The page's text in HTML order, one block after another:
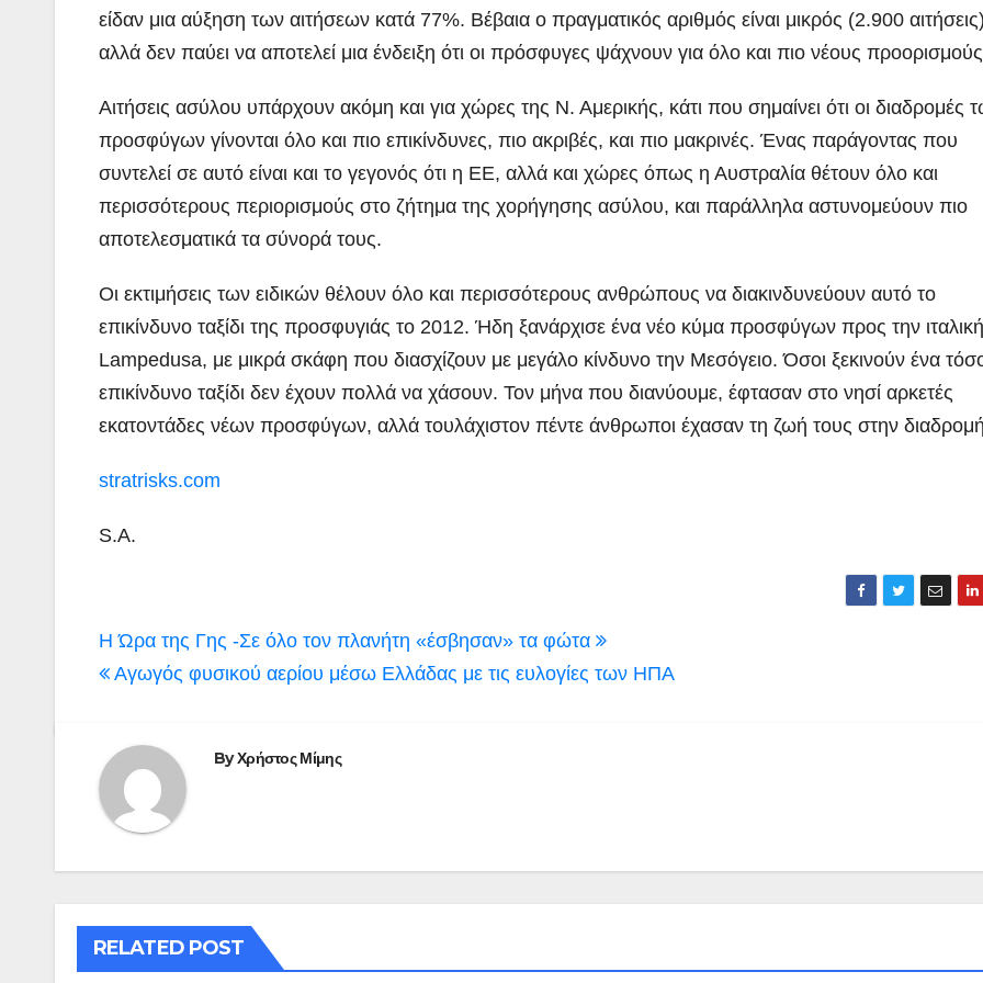
είδαν μια αύξηση των αιτήσεων κατά 77%. Βέβαια ο πραγματικός αριθμός είναι μικρός (2.900
αλλά δεν παύει να αποτελεί μια ένδειξη ότι οι πρόσφυγες ψάχνουν για όλο και πιο νέους
Αιτήσεις ασύλου υπάρχουν ακόμη και για χώρες της Ν. Αμερικής, κάτι που σημαίνει ότι οι διαδρομές
προσφύγων γίνονται όλο και πιο επικίνδυνες, πιο ακριβές, και πιο μακρινές. Ένας παράγοντας που
συντελεί σε αυτό είναι και το γεγονός ότι η ΕΕ, αλλά και χώρες όπως η Αυστραλία θέτουν όλο και
περισσότερους περιορισμούς στο ζήτημα της χορήγησης ασύλου, και παράλληλα αστυνομεύουν πιο
αποτελεσματικά τα σύνορά τους.
Οι εκτιμήσεις των ειδικών θέλουν όλο και περισσότερους ανθρώπους να διακινδυνεύουν αυτό το
επικίνδυνο ταξίδι της προσφυγιάς το 2012. Ήδη ξανάρχισε ένα νέο κύμα προσφύγων προς την ιταλική
Lampedusa, με μικρά σκάφη που διασχίζουν με μεγάλο κίνδυνο την Μεσόγειο. Όσοι ξεκινούν ένα
επικίνδυνο ταξίδι δεν έχουν πολλά να χάσουν. Τον μήνα που διανύουμε, έφτασαν στο νησί αρκετές
εκατοντάδες νέων προσφύγων, αλλά τουλάχιστον πέντε άνθρωποι έχασαν τη ζωή τους στην
stratrisks.com
S.A.
Πλοήγηση
άρθρων
Η Ώρα της Γης -Σε όλο τον πλανήτη «έσβησαν» τα φώτα
Aγωγός φυσικού αερίου μέσω Ελλάδας με τις ευλογίες των ΗΠΑ
ByΧρήστος Μίμης
RELATED POST